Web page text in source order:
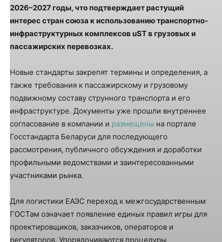
2026–2027 годы, что подтверждает растущий
интерес стран союза к использованию транспортно-
инфраструктурных комплексов uST в грузовых и
пассажирских перевозках.
Новые стандарты закрепят термины и определения, а
также требования к пассажирскому и грузовому
подвижному составу струнного транспорта и его
инфраструктуре. Документы уже прошли внутреннее
согласование в компании и размещены на портале
Госстандарта Беларуси для последующего
рассмотрения, публичного обсуждения и доработки
профильными ведомствами и заинтересованными
участниками рынка.
Для логистики ЕАЭС переход к межгосударственным
ГОСТам означает появление единых правил игры для
проектировщиков, заказчиков, операторов и
регуляторов. Упорядочиваются процедуры